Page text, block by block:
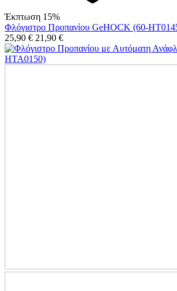
Έκπτωση 15%
Φλόγιστρο Προπανίου GeHOCK (60-
25,90 € 21,90 €